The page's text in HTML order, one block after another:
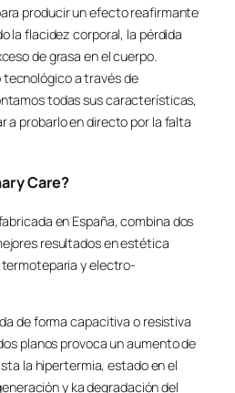
producir un efecto reafirmante
la flacidez corporal, la pérdida
de grasa en el cuerpo.
a través de
todas sus características,
a probarlo en directo por la falta
Care?
en España, combina dos
resultados en estética
y electro-
de forma capacitiva o resistiva
planos provoca un aumento de
la hipertermia, estado en el
y ka degradación del